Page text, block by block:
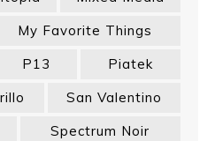
My Favorite Things
P13
Piatek
San Valentino
Spectrum Noir